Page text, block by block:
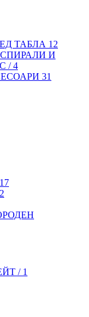
ТАБЛА 12
И
/4
31
17
2
/ 1